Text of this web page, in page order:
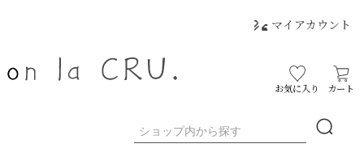
マイアカウント
お気に入り カート